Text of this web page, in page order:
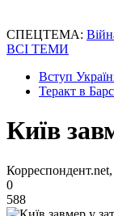
СПЕЦТЕМА:
ВСІ ТЕМИ
Вступ
Теракт в
Київ
0
588